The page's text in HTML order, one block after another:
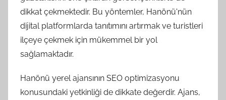
dikkat çekmektedir. Bu yöntemler, Hanönü'nün
dijital platformlarda tanıtımını artırmak ve turistleri
ilçeye çekmek için mükemmel bir yol
sağlamaktadır.
Hanönü yerel ajansının SEO optimizasyonu
konusundaki yetkinliği de dikkate değerdir. Ajans,